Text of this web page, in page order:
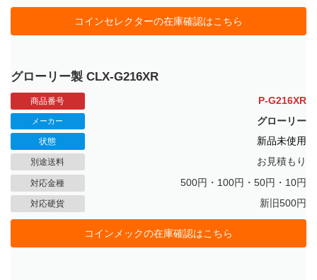
コインセレクターの在庫確認はこちら
グローリー製 CLX-G216XR
商品番号 P-G216XR
メーカー グローリー
状態 新品未使用
別途送料 お見積もり
対応金種 500円・100円・50円・10円
対応硬貨 新旧500円
コインメックの在庫確認はこちら